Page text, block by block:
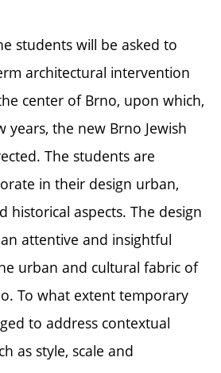
students will be asked to
architectural intervention
center of Brno, upon which,
the new Brno Jewish
The students are
in their design urban,
historical aspects. The design
attentive and insightful
urban and cultural fabric of
To what extent temporary
to address contextual
as style, scale and